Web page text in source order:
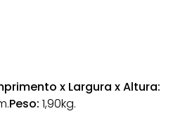
x Largura x Altura:
Peso: 1,90kg.